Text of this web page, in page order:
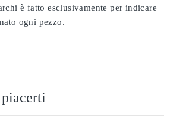
è fatto esclusivamente per indicare
ogni pezzo.